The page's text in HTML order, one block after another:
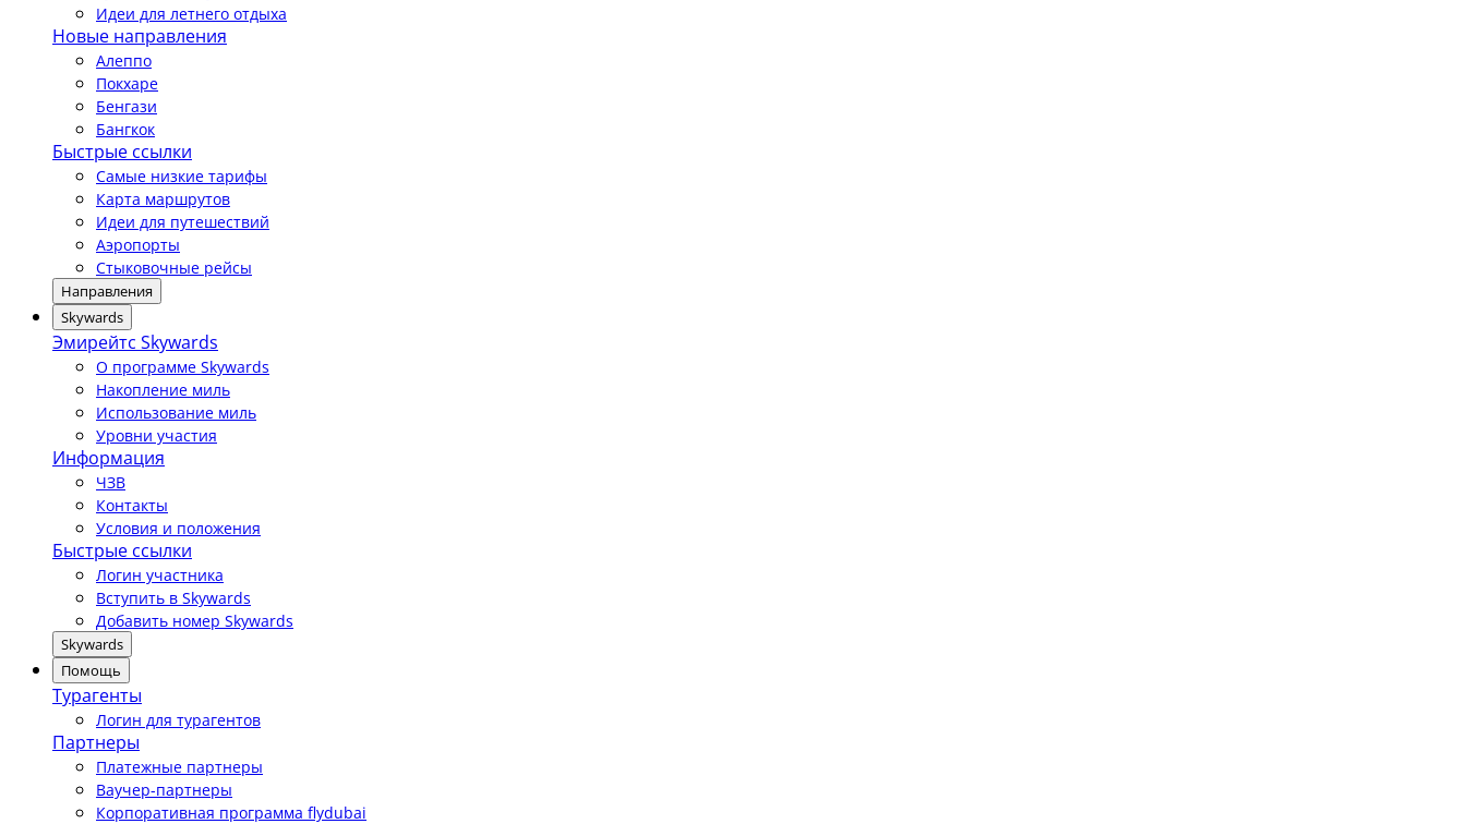
Идеи для летнего отдыха
Новые направления
Алеппо
Покхаре
Бенгази
Бангкок
Быстрые ссылки
Самые низкие тарифы
Карта маршрутов
Идеи для путешествий
Аэропорты
Стыковочные рейсы
Направления
Skywards
Эмирейтс Skywards
О программе Skywards
Накопление миль
Использование миль
Уровни участия
Информация
ЧЗВ
Контакты
Условия и положения
Быстрые ссылки
Логин участника
Вступить в Skywards
Добавить номер Skywards
Skywards
Помощь
Турагенты
Логин для турагентов
Партнеры
Платежные партнеры
Ваучер-партнеры
Корпоративная программа flydubai